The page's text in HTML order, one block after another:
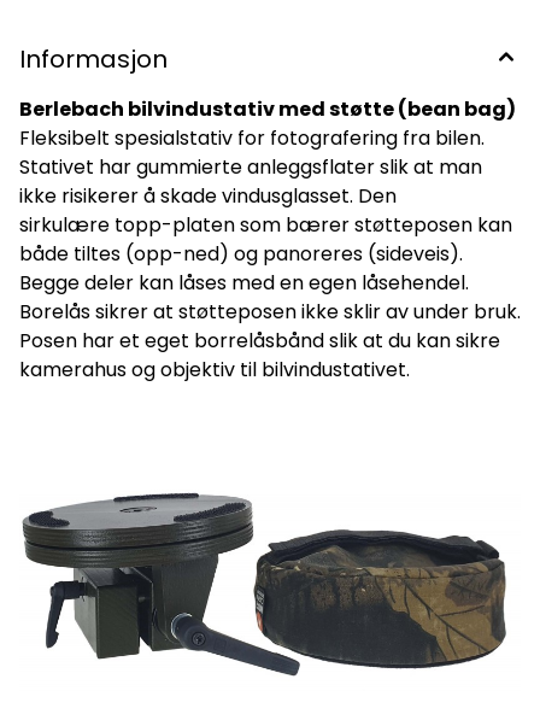
Informasjon
Berlebach bilvindustativ med støtte (bean bag)
Fleksibelt spesialstativ for fotografering fra bilen.
Stativet har gummierte anleggsflater slik at man
ikke risikerer å skade vindusglasset. Den
sirkulære topp-platen som bærer støtteposen kan
både tiltes (opp-ned) og panoreres (sideveis).
Begge deler kan låses med en egen låsehendel.
Borelås sikrer at støtteposen ikke sklir av under bruk.
Posen har et eget borrelåsbånd slik at du kan sikre
kamerahus og objektiv til bilvindustativet.